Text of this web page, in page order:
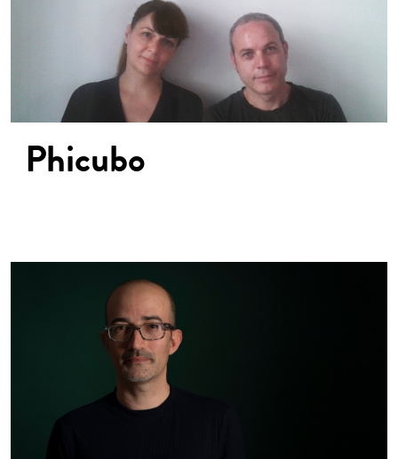
Phicubo